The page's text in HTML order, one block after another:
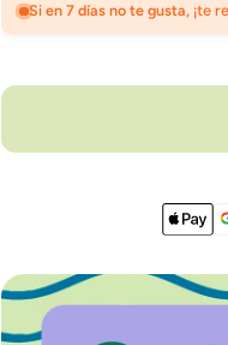
Si en 7 días no te gusta,¡te